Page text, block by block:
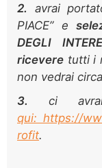
2. avrai
PIACE” e
DEGLI
ricevere tutti i
non vedrai
3. ci
qui: https://
rofit.